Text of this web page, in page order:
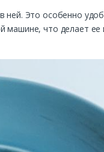
ней. Это особенно
машине, что делает ее